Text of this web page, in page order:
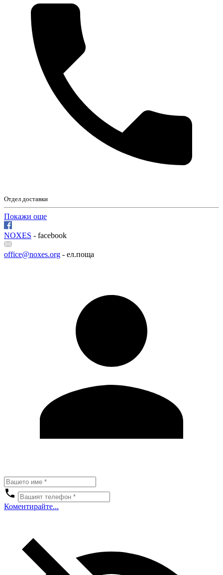
Отдел доставки
Покажи още
NOXES - facebook
office@noxes.org - ел.поща
Коментирайте...